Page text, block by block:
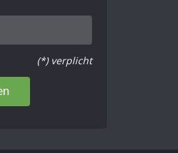
(*) verplicht